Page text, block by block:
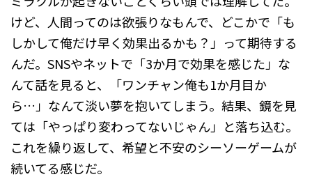
けど、人間ってのは欲張りなもんで、どこかで「も
しかして俺だけ早く効果出るかも？」って期待する
んだ。SNSやネットで「3か月で効果を感じた」な
んて話を見ると、「ワンチャン俺も1か月目か
ら…」なんて淡い夢を抱いてしまう。結果、鏡を見
ては「やっぱり変わってないじゃん」と落ち込む。
これを繰り返して、希望と不安のシーソーゲームが
続いてる感じだ。